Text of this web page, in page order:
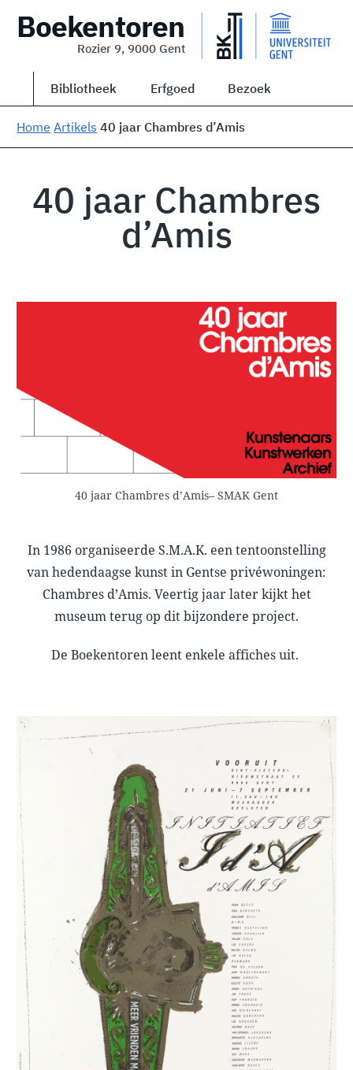
Boekentoren
Rozier 9, 9000 Gent
Bibliotheek Erfgoed Bezoek
Home Artikels 40 jaar Chambres d’Amis
40 jaar Chambres
d’Amis
40 jaar Chambres d’Amis– SMAK Gent
In 1986 organiseerde S.M.A.K. een tentoonstelling
van hedendaagse kunst in Gentse privéwoningen:
Chambres d’Amis. Veertig jaar later kijkt het
museum terug op dit bijzondere project.
De Boekentoren leent enkele affiches uit.